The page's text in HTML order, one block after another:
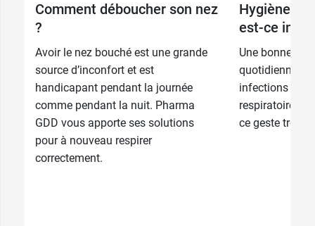
Comment déboucher son nez
?
Avoir le nez bouché est une grande
source d’inconfort et est
handicapant pendant la journée
comme pendant la nuit. Pharma
GDD vous apporte ses solutions
pour à nouveau respirer
correctement.
Hygiène
est-ce
Une bonne
quotidienne
infections et
respiratoire.
ce geste trop